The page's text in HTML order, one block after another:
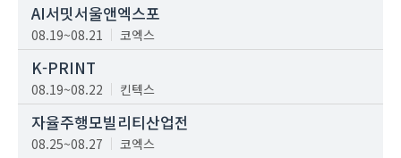
AI서밋서울앤엑스포
08.19~08.21 코엑스
K-PRINT
08.19~08.22 킨텍스
자율주행모빌리티산업전
08.25~08.27 코엑스